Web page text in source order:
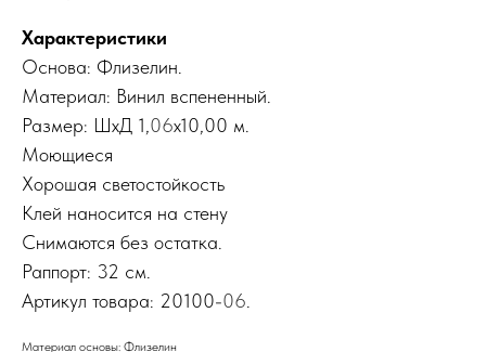
Характеристики
Основа: Флизелин.
Материал: Винил вспененный.
Размер: ШхД 1,06x10,00 м.
Моющиеся
Хорошая светостойкость
Клей наносится на стену
Снимаются без остатка.
Раппорт: 32 см.
Артикул товара: 20100-06
Материал основы: Флизелин